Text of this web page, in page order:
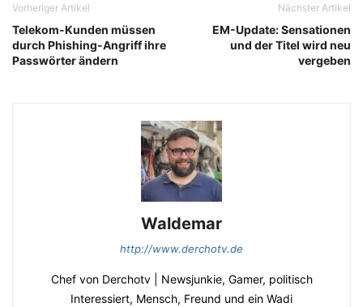
Vorheriger Artikel
Telekom-Kunden müssen
durch Phishing-Angriff ihre
Passwörter ändern
Nächster Artikel
EM-Update: Sensationen
und der Titel wird neu
vergeben
Waldemar
http://www.derchotv.de
Chef von Derchotv | Newsjunkie, Gamer, politisch
Interessiert, Mensch, Freund und ein Wadi